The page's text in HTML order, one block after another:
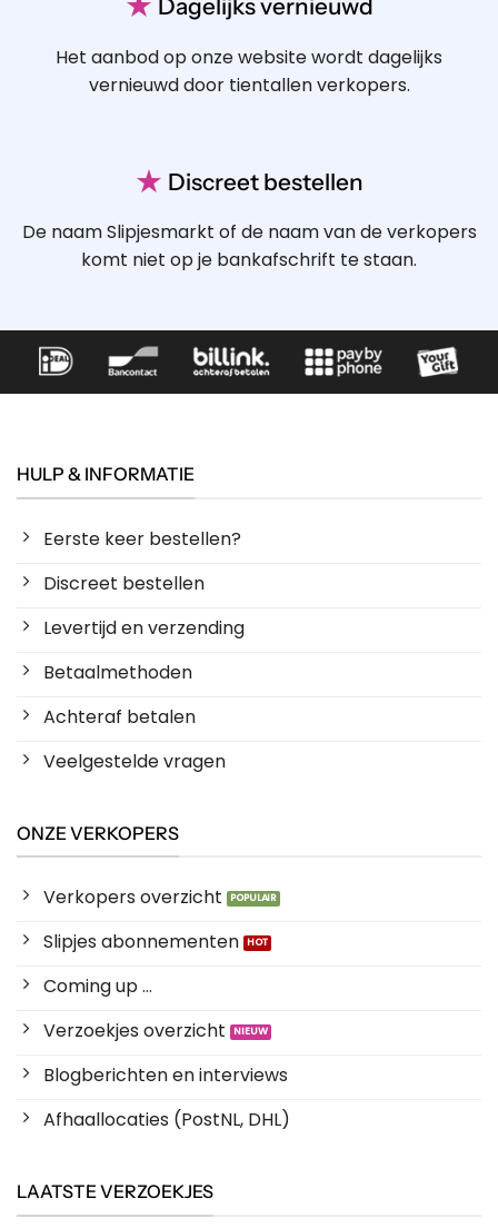
Dagelijks vernieuwd
Het aanbod op onze website wordt dagelijks
vernieuwd door tientallen verkopers.
★ Discreet bestellen
De naam Slipjesmarkt of de naam van de verkopers
komt niet op je bankafschrift te staan.
HULP & INFORMATIE
Eerste keer bestellen?
Discreet bestellen
Levertijd en verzending
Betaalmethoden
Achteraf betalen
Veelgestelde vragen
ONZE VERKOPERS
Verkopers overzicht
Slipjes abonnementen
Coming up ...
Verzoekjes overzicht
Blogberichten en interviews
Afhaallocaties (PostNL, DHL)
LAATSTE VERZOEKJES